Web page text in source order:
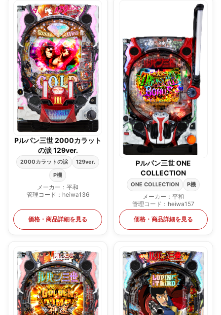
Pルパン三世 2000カラット
の涙 129ver.
2000カラットの涙
129ver.
P機
メーカー：平和
管理コード：heiwa136
価格・商品詳細を見る
Pルパン三世 ONE
COLLECTION
ONE COLLECTION P機
メーカー：平和
管理コード：heiwa157
価格・商品詳細を見る